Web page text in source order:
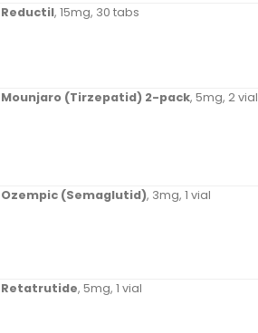
Reductil, 15mg, 30 tabs
Mounjaro (Tirzepatid) 2-pack, 5mg, 2 vial
Ozempic (Semaglutid), 3mg, 1 vial
Retatrutide, 5mg, 1 vial